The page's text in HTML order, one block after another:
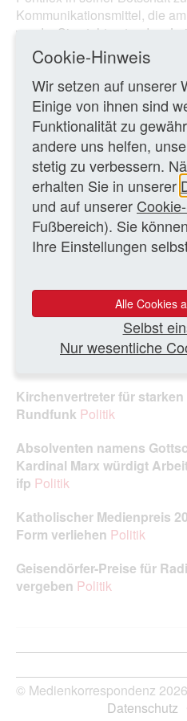
Kommunikationsmittel, die
wurde. Sie steht unter dem
euch befreien’ ...
Ganzen
10.02.2018 – vn/MK
ZURÜCK ZUR ÜBERSICHTSSEITE
Katholischer
der digitalen WeltLeitartikel
Kölner Kardinal Woelki
Kirchenvertreter für
Rundfunk Politik
Absolventen namens
Kardinal Marx würdigt
ifp Politik
Katholischer Medienpreis
Form verliehen Politik
Geisendörfer-Preise für
vergeben Politik
© Medienkorrespondenz 2026
Datenschutz
Cookie-Hinweis
Wir setzen auf unserer
Einige von ihnen sind
Funktionalität zu
andere uns helfen,
stetig zu verbessern.
erhalten Sie in unserer
und auf unserer
Fußbereich). Sie
Ihre Einstellungen
Alle Cookies
Selbst
Nur wesentliche